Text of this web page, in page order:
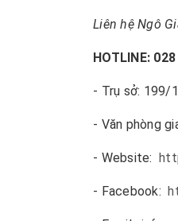
Liên hệ Ngô
HOTLINE:
- Trụ sở: 199/
- Văn phòng
- Website:
- Facebook: